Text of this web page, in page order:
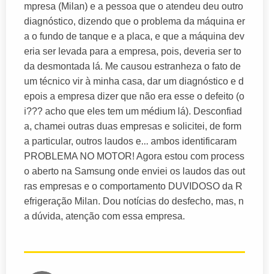
mpresa (Milan) e a pessoa que o atendeu deu outro
diagnóstico, dizendo que o problema da máquina er
a o fundo de tanque e a placa, e que a máquina dev
eria ser levada para a empresa, pois, deveria ser to
da desmontada lá. Me causou estranheza o fato de
um técnico vir à minha casa, dar um diagnóstico e d
epois a empresa dizer que não era esse o defeito (o
i??? acho que eles tem um médium lá). Desconfiad
a, chamei outras duas empresas e solicitei, de form
a particular, outros laudos e... ambos identificaram
PROBLEMA NO MOTOR! Agora estou com process
o aberto na Samsung onde enviei os laudos das out
ras empresas e o comportamento DUVIDOSO da R
efrigeração Milan. Dou notícias do desfecho, mas, n
a dúvida, atenção com essa empresa.